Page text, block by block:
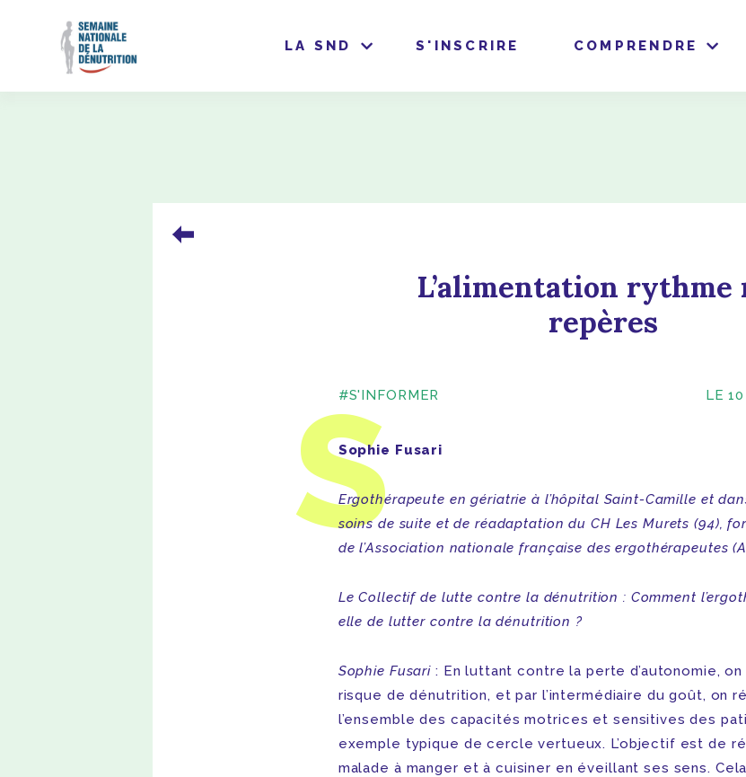
LA SND S'INSCRIRE COMPRENDRE
L’alimentation rythme
repères
#S'INFORMER LE
Sophie Fusari
Ergothérapeute en gériatrie à l’hôpital Saint-Camille et
soins de suite et de réadaptation du CH Les Murets (94),
de l’Association nationale française des ergothérapeutes
Le Collectif de lutte contre la dénutrition : Comment
elle de lutter contre la dénutrition ?
Sophie Fusari : En luttant contre la perte d’autonomie,
risque de dénutrition, et par l’intermédiaire du goût, on
l’ensemble des capacités motrices et sensitives des
exemple typique de cercle vertueux. L’objectif est de
malade à manger et à cuisiner en éveillant ses sens.
S